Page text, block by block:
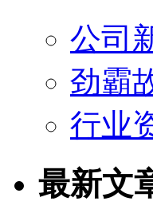
公司
劲霸
行业
最新文